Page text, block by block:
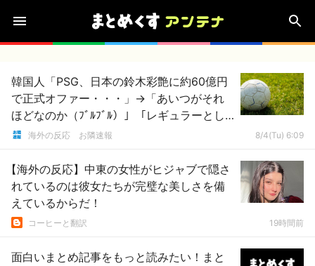
韓国人「PSG、日本の鈴木彩艶に約60億円
で正式オファー・・・」→「あいつがそれ
ほどなのか（ﾌﾞﾙﾌﾞﾙ）」「レギュラーとし
て出れるとは思わないけど、それでもやっ
海外の反応 お隣速報 8/4(Tu) 6:09
【海外の反応】中東の女性がヒジャブで隠さ
れているのは彼女たちが完璧な美しさを備
えているからだ！
コーヒーと翻訳 19時間前
面白いまとめ記事をもっと読みたい！まと